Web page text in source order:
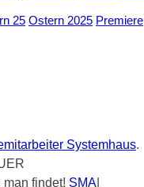
25 Ostern 2025 Premiere
Systemhaus.
man findet! SMA